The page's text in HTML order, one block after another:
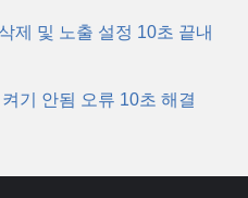
제 및 노출 설정 10초 끝내
기 안됨 오류 10초 해결